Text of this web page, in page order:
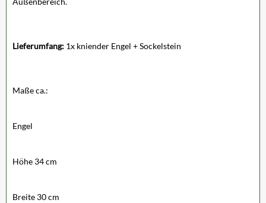
Lieferumfang: 1x kniender Engel + Sockelstein
Maße ca.:
Engel
Höhe 34 cm
Breite 30 cm